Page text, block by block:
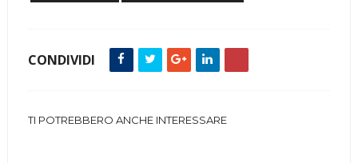
CONDIVIDI
TI POTREBBERO ANCHE INTERESSARE